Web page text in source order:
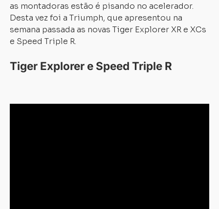
as montadoras estão é pisando no acelerador.
Desta vez foi a Triumph, que apresentou na
semana passada as novas Tiger Explorer XR e XCs
e Speed Triple R.
Tiger Explorer e Speed Triple R